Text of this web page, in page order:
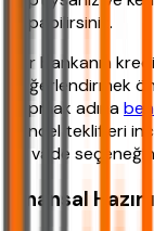
yapabilirsiniz.
Her bankanın
değerlendirmek
yapmak adına
güncel teklifleri
ve vade
Finansal